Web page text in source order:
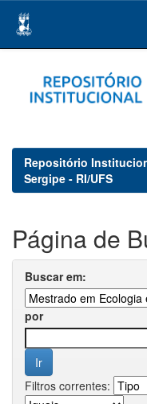
navigation
Repositório
Sergipe - RI/UFS
Página de
Buscar em:
por
Filtros correntes: